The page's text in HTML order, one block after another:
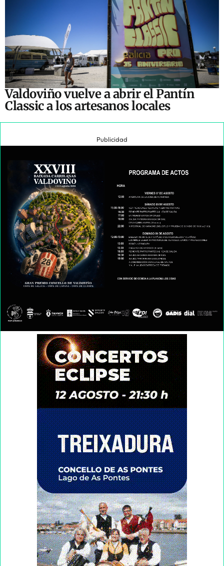
Valdoviño vuelve a abrir el Pantín
Classic a los artesanos locales
Publicidad